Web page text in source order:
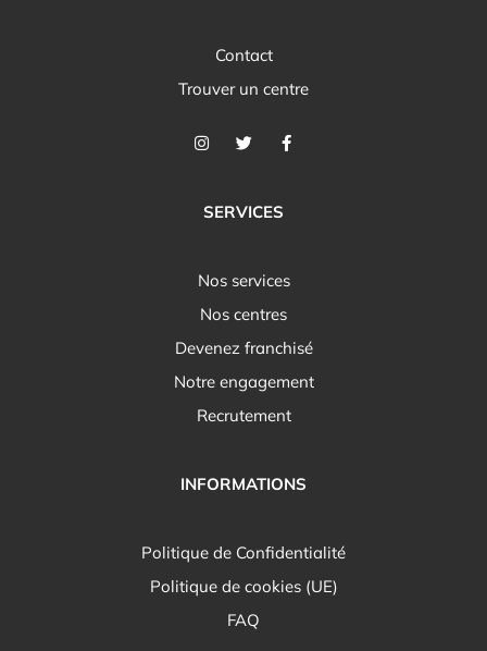
Contact
Trouver un centre
SERVICES
Nos services
Nos centres
Devenez franchisé
Notre engagement
Recrutement
INFORMATIONS
Politique de Confidentialité
Politique de cookies (UE)
FAQ